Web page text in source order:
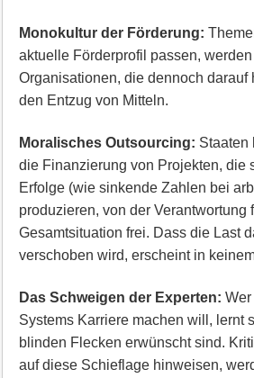
Monokultur der Förderung:
aktuelle Förderprofil passen, werden
Organisationen, die dennoch darauf
den Entzug von Mitteln.
Moralisches Outsourcing: Staaten
die Finanzierung von Projekten, die
Erfolge (wie sinkende Zahlen bei
produzieren, von der Verantwortung
Gesamtsituation frei. Dass die Last
verschoben wird, erscheint in
Das Schweigen der Experten:
Systems Karriere machen will, lernt
blinden Flecken erwünscht sind.
auf diese Schieflage hinweisen,